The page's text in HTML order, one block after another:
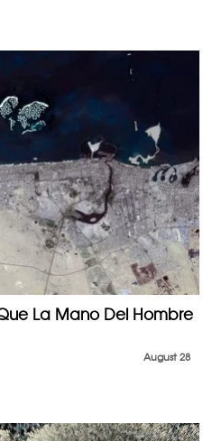
La Mano Del Hombre
August 28